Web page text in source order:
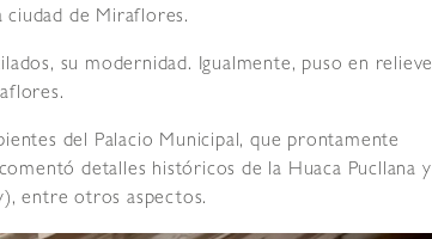
de Miraflores.
su modernidad. Igualmente, puso en relieve
del Palacio Municipal, que prontamente
detalles históricos de la Huaca Pucllana y
entre otros aspectos.